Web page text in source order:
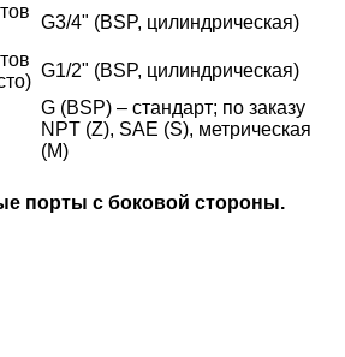
G3/4" (BSP, цилиндрическая)
G1/2" (BSP, цилиндрическая)
G (BSP) – стандарт; по заказу
NPT (Z), SAE (S), метрическая
(M)
порты с боковой стороны.